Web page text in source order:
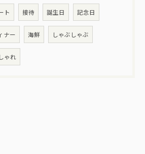
ト 接待 誕生日 記念日
ナー 海鮮 しゃぶしゃぶ
ゃれ